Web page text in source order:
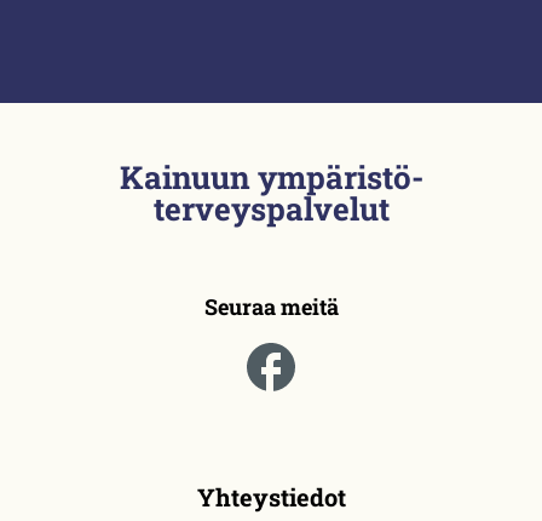
Kainuun ympäristö­
terveyspalvelut
Seuraa meitä
Yhteystiedot